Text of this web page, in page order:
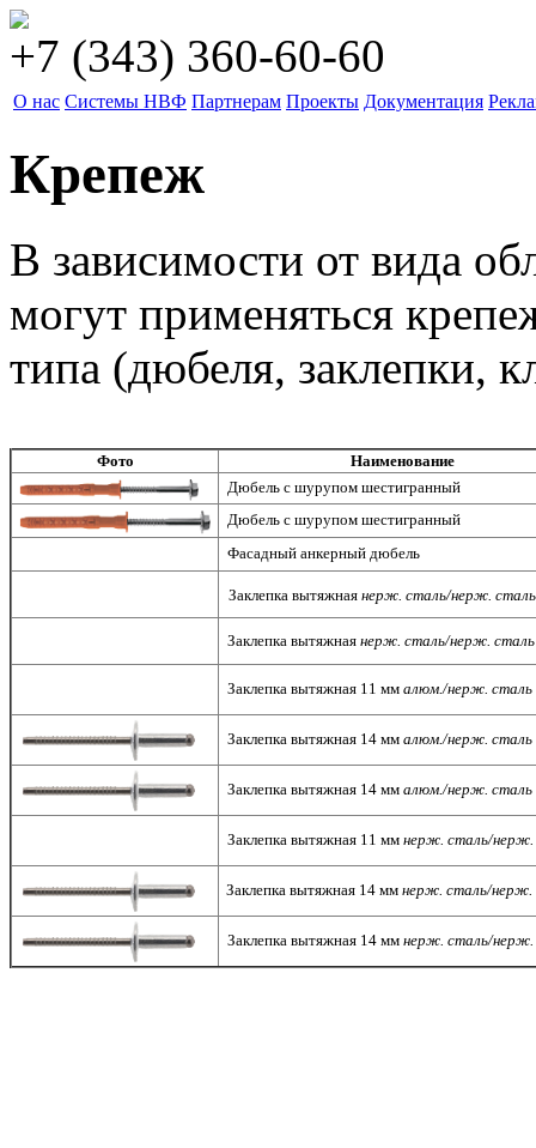
+7 (343) 360-60-60
О нас Системы НВФ Партнерам Проекты Документация
Крепеж
В зависимости от вида
могут применяться
типа (дюбеля, заклепки,
Фото
Наименование
Дюбель с шурупом шестигранный
Дюбель с шурупом шестигранный
Фасадный анкерный дюбель
Заклепка вытяжная нерж. сталь/нерж. сталь
Заклепка вытяжная нерж. сталь/нерж. сталь
Заклепка вытяжная 11 мм алюм./нерж. сталь
Заклепка вытяжная 14 мм алюм./нерж. сталь
Заклепка вытяжная 14 мм алюм./нерж. сталь
Заклепка вытяжная 11 мм нерж. сталь/нерж.
Заклепка вытяжная 14 мм нерж. сталь/нерж.
Заклепка вытяжная 14 мм нерж. сталь/нерж.